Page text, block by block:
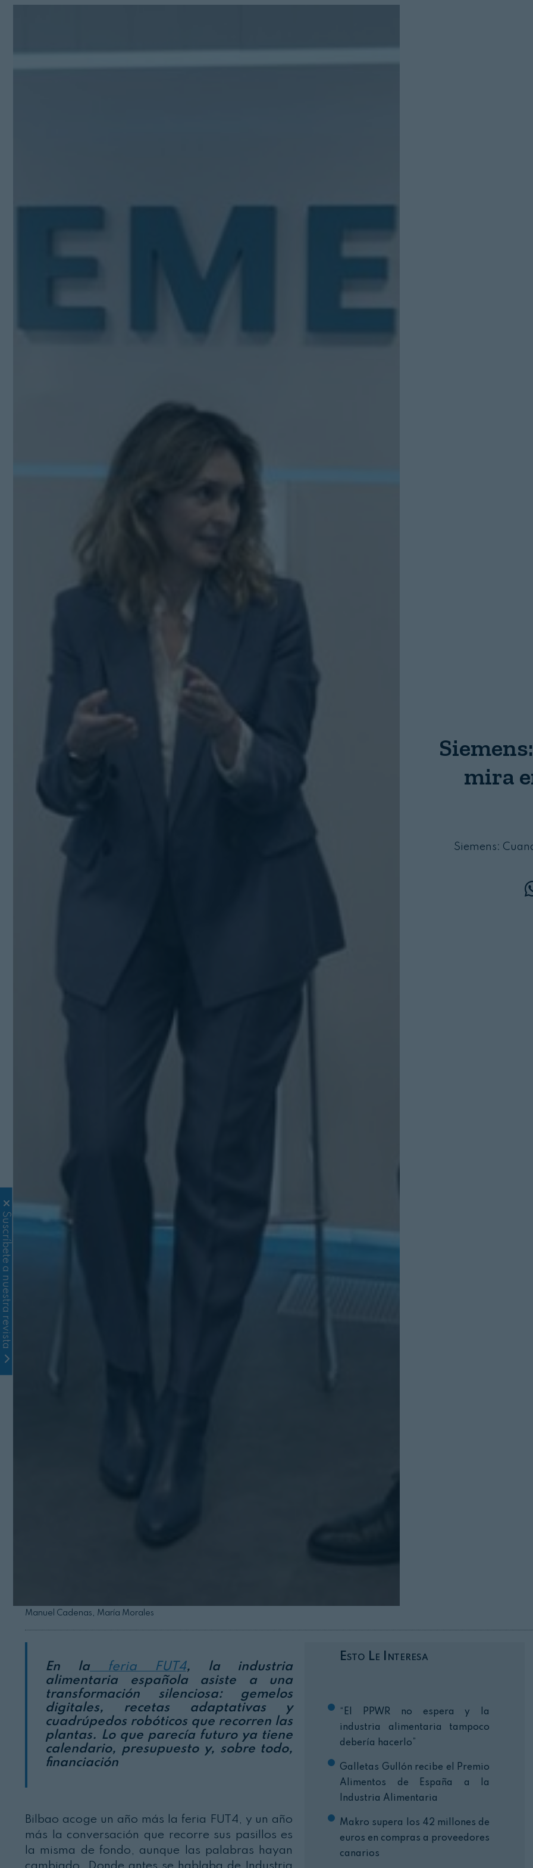
Manuel Cadenas, María Morales
mira
Siemens:
Esto Le Interesa
“El PPWR no espera y la
industria alimentaria tampoco
debería hacerlo”
Galletas Gullón recibe el Premio
Alimentos de España a la
Industria Alimentaria
Makro supera los 42 millones de
euros en compras a proveedores
canarios
En laferia FUT4, la industria
alimentaria española asiste a una
transformación silenciosa: gemelos
digitales, recetas adaptativas y
cuadrúpedos robóticos que recorren las
plantas. Lo que parecía futuro ya tiene
calendario, presupuesto y, sobre todo,
financiación
Bilbao acoge un año más la feria FUT4, y un año
más la conversación que recorre sus pasillos es
la misma de fondo, aunque las palabras hayan
Suscríbete a nuestra revista
Password: